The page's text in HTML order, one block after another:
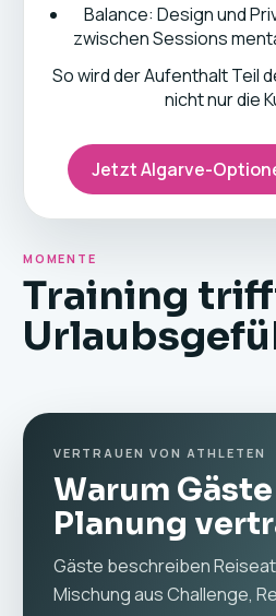
Balance: Design und
zwischen Sessions
So wird der Aufenthalt Teil
nicht nur die
Jetzt Algarve-
MOMENTE
Training
VERTRAUEN VON ATHLETEN
Warum
Planung
Gäste beschreiben
Mischung aus Challenge,